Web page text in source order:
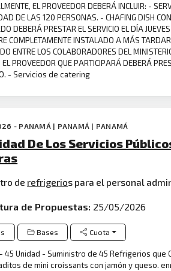
EL PROVEEDOR DEBERÁ INCLUIR: -
DE LAS 120 PERSONAS. - CHAFING DISH
DEBERÁ PRESTAR EL SERVICIO EL DÍA
COMPLETAMENTE INSTALADO A MÁS
ENTRE LOS COLABORADORES DEL
PROVEEDOR QUE PARTICIPARÁ DEBERÁ
- Servicios de catering
- PANAMÁ | PANAMÁ | PANAMÁ
De Los Servicios
de refrigerios para el personal
de Propuestas: 25/05/2026
Bases Cuota
45 Unidad - Suministro de 45 Refrigerios que
de mini croissants con jamón y queso.